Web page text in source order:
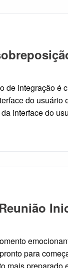
de integração é
do usuário
interface do
para